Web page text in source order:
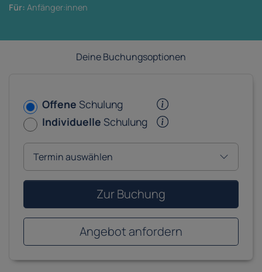
Für: Anfänger:innen
Deine Buchungsoptionen
Offene Schulung
Individuelle Schulung
Zur Buchung
Angebot anfordern